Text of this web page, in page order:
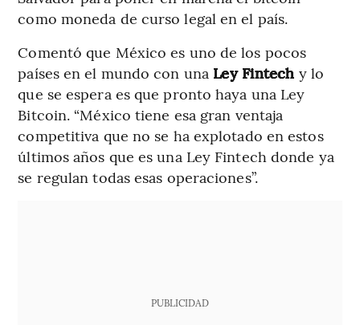
como moneda de curso legal en el país.
Comentó que México es uno de los pocos
países en el mundo con una Ley Fintech y lo
que se espera es que pronto haya una Ley
Bitcoin. “México tiene esa gran ventaja
competitiva que no se ha explotado en estos
últimos años que es una Ley Fintech donde ya
se regulan todas esas operaciones”.
PUBLICIDAD